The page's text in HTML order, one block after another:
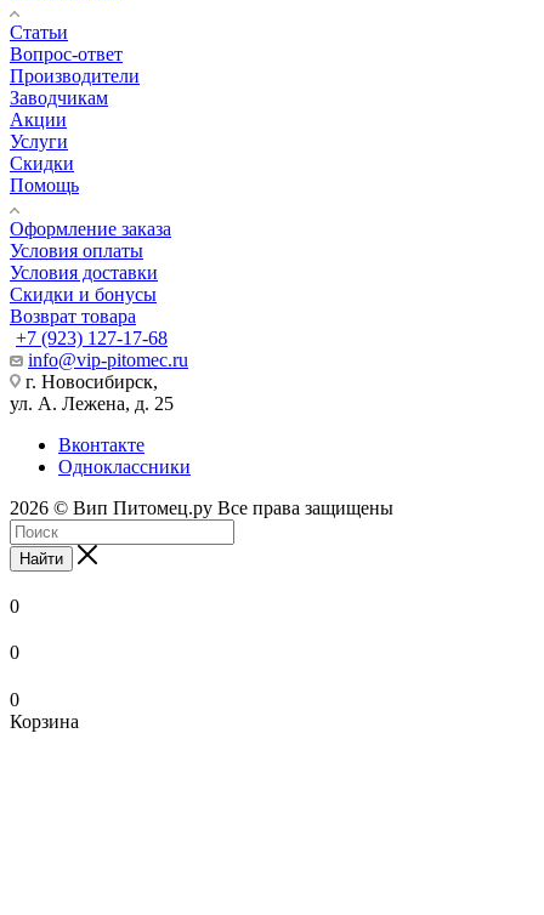
Статьи
Вопрос-ответ
Производители
Заводчикам
Акции
Услуги
Скидки
Помощь
Оформление заказа
Условия оплаты
Условия доставки
Скидки и бонусы
Возврат товара
+7 (923) 127-17-68
info@vip-pitomec.ru
г. Новосибирск,
ул. А. Лежена, д. 25
Вконтакте
Одноклассники
2026 © Вип Питомец.ру Все права защищены
Найти
0
0
0
Корзина